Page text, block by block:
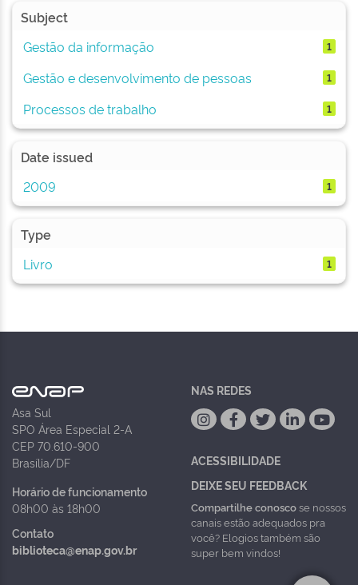
Subject
Gestão da informação
1
Gestão e desenvolvimento de pessoas 1
Processos de trabalho 1
Date issued
2009
1
Type
Livro
1
Asa Sul
SPO Área Especial 2-A
CEP 70.610-900
Brasília/DF
Horário de funcionamento
08h00 às 18h00
Contato
biblioteca@enap.gov.br
NAS REDES
ACESSIBILIDADE
DEIXE SEU FEEDBACK
Compartilhe conoscose nossos
canais estão adequados pra
você? Elogios também são
super bem vindos!